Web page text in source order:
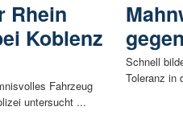
Rhein
Koblenz
Fahrzeug
untersucht ...
Schnell
Toleranz in